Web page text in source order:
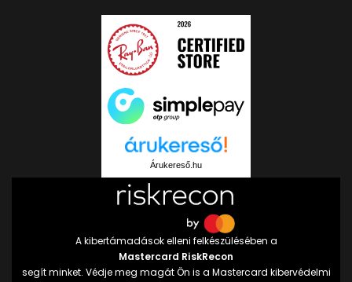
Árukereső.hu
A kibertámadások elleni felkészülésében a
Mastercard RiskRecon
segít minket. Védje meg magát Ön is a Mastercard kibervédelmi